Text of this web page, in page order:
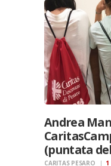
Andrea
(puntata
CARITAS PESARO 1